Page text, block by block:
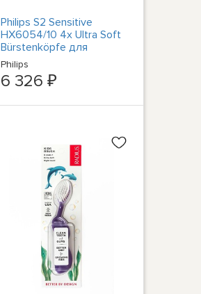
Philips S2 Sensitive
HX6054/10 4x Ultra Soft
Bürstenköpfe для
домашнего
использования...
Philips
6 326 ₽